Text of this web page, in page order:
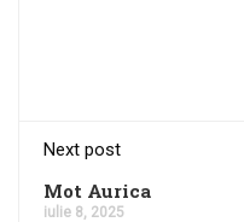
Next post
Mot Aurica
iulie 8, 2025